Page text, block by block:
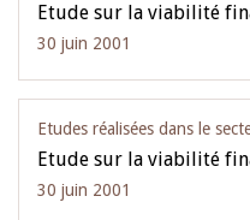
Etude sur la viabilité
30 juin 2001
Etudes réalisées dans le
Etude sur la viabilité
30 juin 2001